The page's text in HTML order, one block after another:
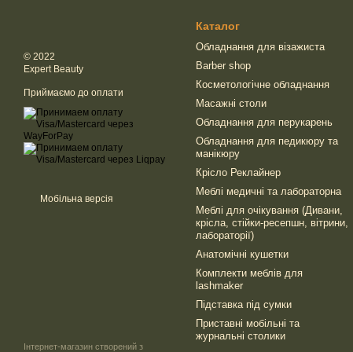
© 2022
Expert Beauty
Приймаємо до оплати
Мобільна версія
Інтернет-магазин створений з
Каталог
Обладнання для візажиста
Barber shop
Косметологічне обладнання
Масажні столи
Обладнання для перукарень
Обладнання для педикюру та
манікюру
Крісло Реклайнер
Меблі медичні та лабораторна
Меблі для очікування (Дивани,
крісла, стійки-ресепшн, вітрини,
лабораторії)
Анатомічні кушетки
Комплекти меблів для
lashmaker
Підставка під сумки
Приставні мобільні та
журнальні столики